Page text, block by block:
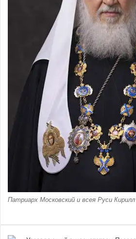
Патриарх Московский и всея Руси Кирилл